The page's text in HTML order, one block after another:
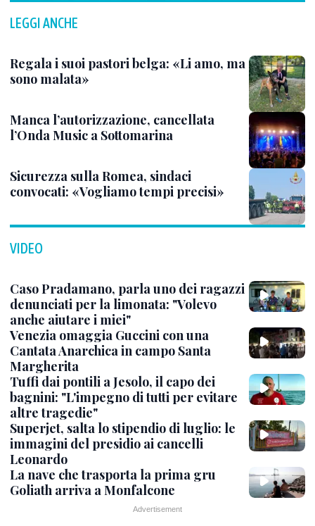
LEGGI ANCHE
Regala i suoi pastori belga: «Li amo, ma
sono malata»
Manca l’autorizzazione, cancellata
l’Onda Music a Sottomarina
Sicurezza sulla Romea, sindaci
convocati: «Vogliamo tempi precisi»
VIDEO
Caso Pradamano, parla uno dei ragazzi
denunciati per la limonata: "Volevo
anche aiutare i miei"
Venezia omaggia Guccini con una
Cantata Anarchica in campo Santa
Margherita
Tuffi dai pontili a Jesolo, il capo dei
bagnini: "L'impegno di tutti per evitare
altre tragedie"
Superjet, salta lo stipendio di luglio: le
immagini del presidio ai cancelli
Leonardo
La nave che trasporta la prima gru
Goliath arriva a Monfalcone